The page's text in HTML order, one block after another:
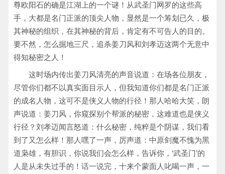
尊欧阳石的确是江湖上的一个谜！从武圣门网罗的这些高
手，大都是名门正派的顶尖人物，显然是一个筹划已久，极
其神秘的组织，在其神秘的背后，肯定有不可告人的目的。
要不然，怎么掘地三尺，追杀姜刀风和刘孝迈这两个无意中
得知秘密之人！
这时场内传出姜刀风清亮的声音说道：在场各位朋友，
尽管你们都不以真实面目示人，但我知道你们都是名门正派
的成名人物，这可不是侠义人物的行径！那人哈哈大笑，朗
声说道：姜刀风，你窥探别个帮派的秘密，这难道也是侠义
行径？刘孝迈闻言怒道：什么秘密，纯粹是个阴谋，我们看
到了又怎么样！那人嘿了一声，厉声道：中原剑魔不愧为黑
道枭雄，有胆识，你说我们会怎么样，告诉你，‘武圣门’的
人是从未失过手的！话一说完，十来个蒙面人叱喝一声，一